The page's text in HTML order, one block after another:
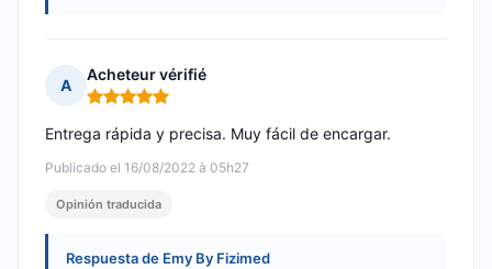
A
Acheteur vérifié
Nota: 5 de 5
Publicado el 16/08/2022 à 05h27
Entrega rápida y precisa. Muy fácil de encargar.
Opinión traducida
Respuesta de Emy By Fizimed